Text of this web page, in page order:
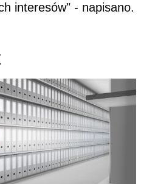
interesów" - napisano.